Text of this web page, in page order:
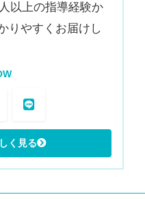
以上の指導経験か
りやすくお届けし